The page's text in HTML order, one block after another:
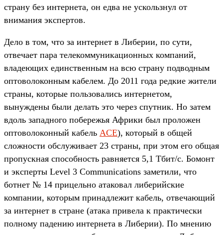
страну без интернета, он едва не ускользнул от
внимания экспертов.
Дело в том, что за интернет в Либерии, по сути,
отвечает пара телекоммуникационных компаний,
владеющих единственным на всю страну подводным
оптоволоконным кабелем. До 2011 года редкие жители
страны, которые пользовались интернетом,
вынуждены были делать это через спутник. Но затем
вдоль западного побережья Африки был проложен
оптоволоконный кабель ACE), который в общей
сложности обслуживает 23 страны, при этом его общая
пропускная способность равняется 5,1 Тбит/с. Бомонт
и эксперты Level 3 Communications заметили, что
ботнет № 14 прицельно атаковал либерийские
компании, которым принадлежит кабель, отвечающий
за интернет в стране (атака привела к практически
полному падению интернета в Либерии). По мнению